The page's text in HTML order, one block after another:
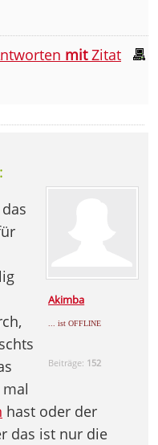
mitZitat
Akimba
... ist OFFLINE
Beiträge: 152
hast oder der
das ist nur die